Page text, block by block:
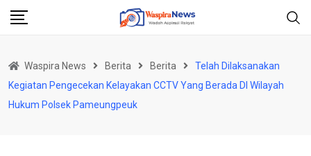
Skip
Waspira News Berita Berita
Telah Dilaksanakan
Kegiatan Pengecekan Kelayakan CCTV Yang Berada DI Wilayah
Hukum Polsek Pameungpeuk